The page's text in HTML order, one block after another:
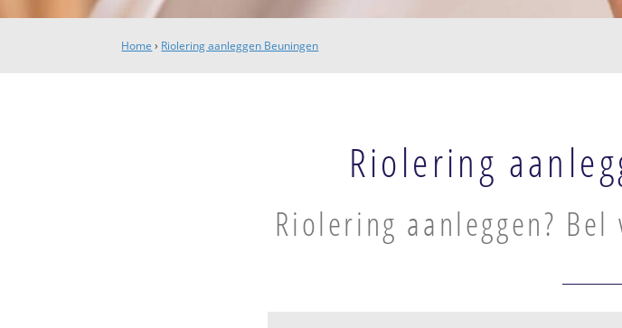
Home › Riolering aanleggen Beuningen
Riolering
Riolering aanleggen?